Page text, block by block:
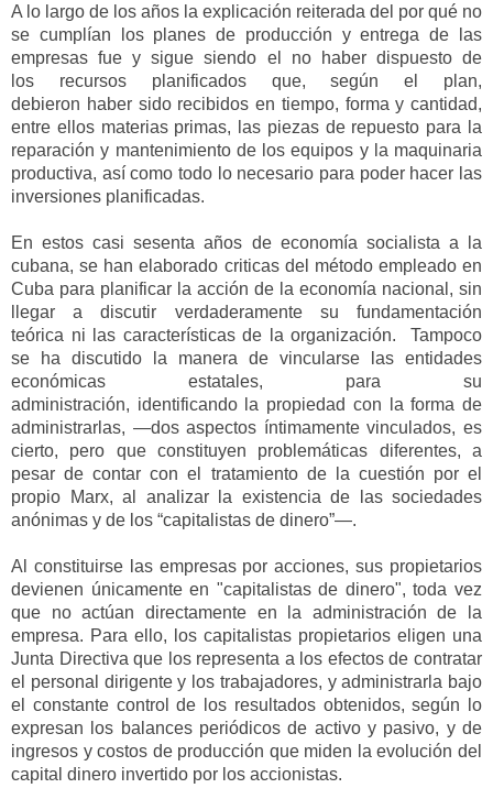
A lo largo de los años l a explicación reiterada del por qué no
se cumplían los planes de producción y entregade las
empresas fue y sigue siendo el no haber dispuesto de
los recursos planificados que, según el plan,
debieron haber sido recibidos en tiempo, forma y cantidad,
entre ellos materias primas,
las piezas de repuesto para la
reparación y mantenimiento de los equipos y la maquinaria
productiva, así comotodo lo necesario para poder hacer las
inversiones planificadas.
Enestos casi sesenta años de economía socialista a la
cubana, se han elaborado criticas del método empleado en
Cuba para planificar la acción de la economía nacional, sin
llegar adiscutir verdaderamente su fundamentación
teórica ni las características de la organización. Tampoco
se ha discutido la manera de vincularse las entidades
económicas estatales, para su
administración, identificando la propiedad con
la forma de
administrarlas, —dos aspectos íntimamente vinculados, es
cierto, pero que constituyen problemáticas diferentes, a
pesar de contar con el tratamiento de la cuestión por el
propio Marx, al analizarla existencia de
las sociedades
anónimas y de los “capitalistas de dinero”—.
Al constituirse las empresas por acciones, sus propietarios
devienen únicamente en "capitalistas de dinero", toda vez
que no actúan directamente en la administración de la
empresa. Para ello, los capitalistas propietarios eligen una
Junta Directiva que los representa a los efectos de contratar
el personal dirigente y los trabajadores, y administrarla bajo
el constante control de los resultados obtenidos, según lo
expresan los balances periódicos de activo y pasivo, y de
ingresos y costos de producción que miden la evolución del
capital dinero invertido por los accionistas.